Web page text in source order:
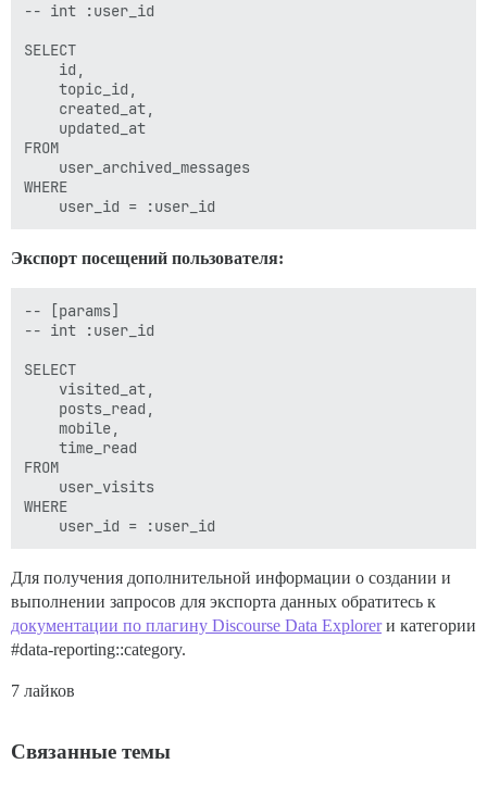
    auto_image_caption
FROM
    user_options
WHERE
-- int :user_id
SELECT
    id,
    topic_id,
    created_at,
    updated_at
FROM
    user_archived_messages
WHERE
Экспорт посещений пользователя:
-- [params]
-- int :user_id
SELECT
    visited_at,
    posts_read,
    mobile,
    time_read
FROM
    user_visits
WHERE
Для получения дополнительной информации о создании и
выполнении запросов для экспорта данных обратитесь к
документации по плагину Discourse Data Explorerи категории
#data-reporting::category.
7 лайков
Связанные темы